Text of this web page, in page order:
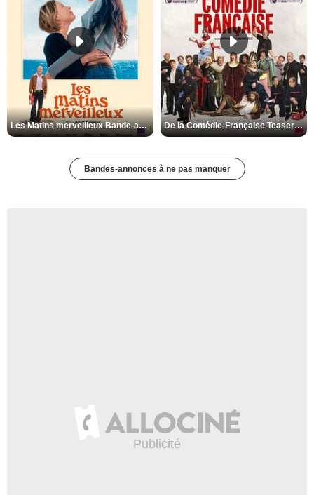
Les Matins merveilleux Bande-annonce VF De la Comédie-Française Teaser VF
Bandes-annonces à ne pas manquer